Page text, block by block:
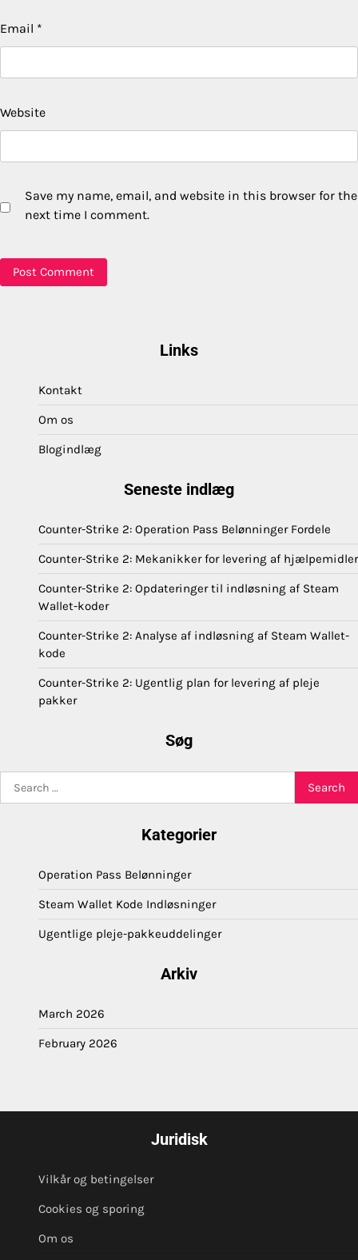
Email *
Website
Save my name, email, and website in this browser for the
next time I comment.
Links
Kontakt
Om os
Blogindlæg
Seneste indlæg
Counter-Strike 2: Operation Pass Belønninger Fordele
Counter-Strike 2: Mekanikker for levering af hjælpemidler
Counter-Strike 2: Opdateringer til indløsning af Steam
Wallet-koder
Counter-Strike 2: Analyse af indløsning af Steam Wallet-
kode
Counter-Strike 2: Ugentlig plan for levering af pleje
pakker
Søg
for:
Kategorier
Operation Pass Belønninger
Steam Wallet Kode Indløsninger
Ugentlige pleje-pakkeuddelinger
Arkiv
March 2026
February 2026
Juridisk
Vilkår og betingelser
Cookies og sporing
Om os